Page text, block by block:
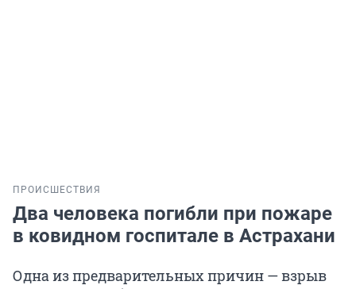
ПРОИСШЕСТВИЯ
Два человека погибли при пожаре
в ковидном госпитале в Астрахани
Одна из предварительных причин — взрыв